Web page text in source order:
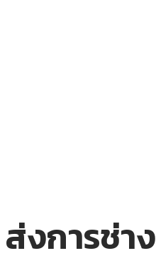
ส่งการช่าง